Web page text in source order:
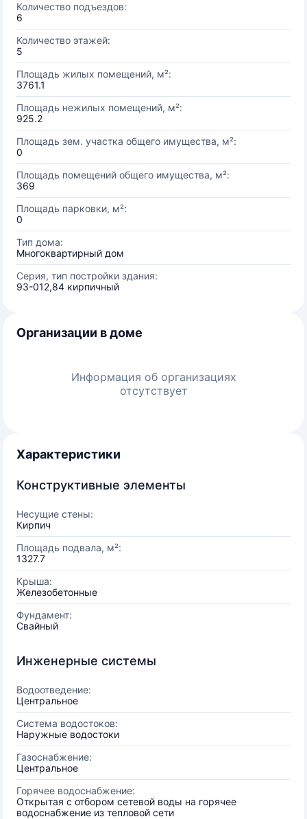
Количество подъездов:
6
Количество этажей:
5
Площадь жилых помещений, м²:
3761.1
Площадь нежилых помещений, м²:
925.2
Площадь зем. участка общего имущества, м²:
0
Площадь помещений общего имущества, м²:
369
Площадь парковки, м²:
0
Тип дома:
Многоквартирный дом
Серия, тип постройки здания:
93-012,84 кирпичный
Организации в доме
Информация об организациях
отсутствует
Характеристики
Конструктивные элементы
Несущие стены:
Кирпич
Площадь подвала, м²:
1327.7
Крыша:
Железобетонные
Фундамент:
Свайный
Инженерные системы
Водоотведение:
Центральное
Система водостоков:
Наружные водостоки
Газоснабжение:
Центральное
Горячее водоснабжение:
Открытая с отбором сетевой воды на горячее
водоснабжение из тепловой сети